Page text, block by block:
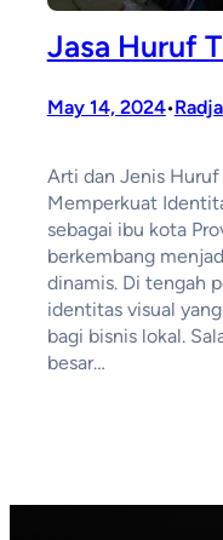
Jasa Huruf
May 14, 2024•
Arti dan Jenis
Memperkuat
sebagai ibu kota
berkembang
dinamis. Di tengah
identitas visual
bagi bisnis lokal.
besar…